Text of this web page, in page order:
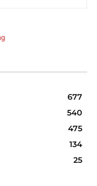
677
540
475
134
25